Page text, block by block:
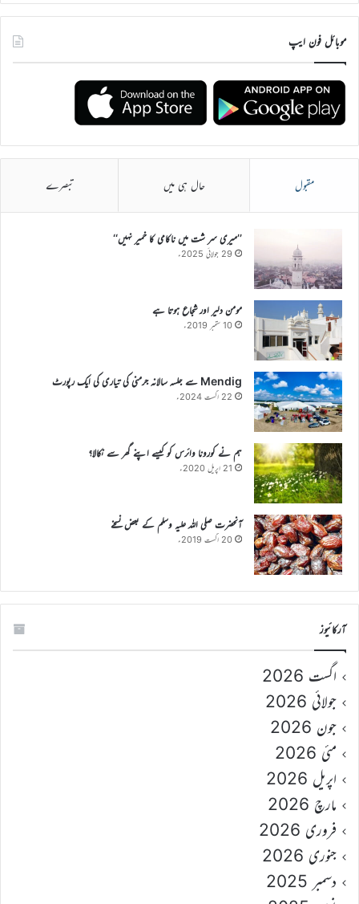
موبائل فون ایپ
مقبول حال ہی میں تبصرے
’’میری سر شت میں ناکامی کا خمیر نہیں‘‘
29 جولائی 2025ء
مومن دلیر اور شجاع ہوتا ہے
10 ستمبر 2019ء
Mendig سے جلسہ سالانہ جرمنی کی تیاری کی ایک رپورٹ
22 اگست 2024ء
ہم نے کورونا وائرس کو کیسے اپنے گھر سے نکالا؟
21 اپریل 2020ء
آنحضرت صلی اللہ علیہ وسلم کے بعض نسخے
20 اگست 2019ء
آرکائیوز
اگست 2026
جولائی 2026
جون 2026
مئی 2026
اپریل 2026
مارچ 2026
فروری 2026
جنوری 2026
دسمبر 2025